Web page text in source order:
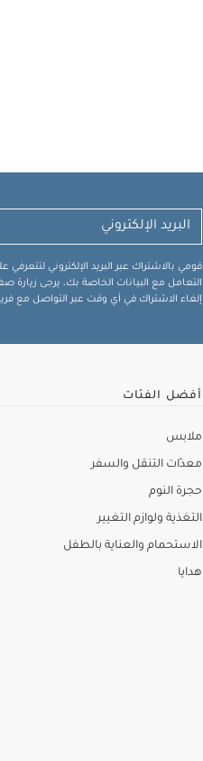
قومي بالاشتراك عبر البريد الإلكتروني
التعامل مع البيانات الخاصة بك، يرجى زيارة
إلغاء الاشتراك في أي وقت عبر التواصل مع
أفضل الفئات
ملابس
معدّات التنقل والسفر
حجرة النوم
التغذية ولوازم التغيير
الاستحمام والعناية بالطفل
هدايا